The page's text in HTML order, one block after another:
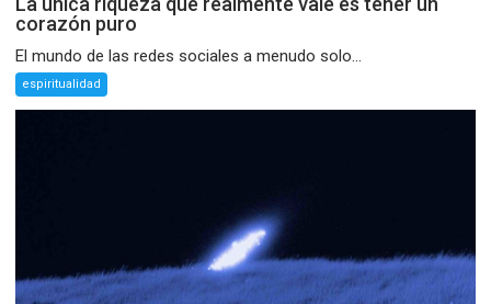
corazón puro
El mundo de las redes sociales a menudo solo...
espiritualidad